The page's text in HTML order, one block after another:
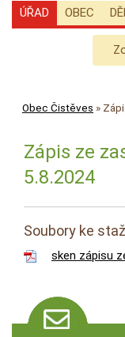
ÚŘAD OBEC
Obec Čistěves »
Zápis ze
5.8.2024
Soubory ke
sken zápisu